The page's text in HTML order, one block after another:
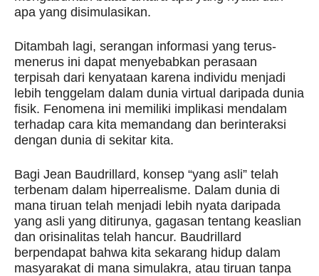
apa yang disimulasikan.
Ditambah lagi, serangan informasi yang terus-
menerus ini dapat menyebabkan perasaan
terpisah dari kenyataan karena individu menjadi
lebih tenggelam dalam dunia virtual daripada dunia
fisik. Fenomena ini memiliki implikasi mendalam
terhadap cara kita memandang dan berinteraksi
dengan dunia di sekitar kita.
Bagi Jean Baudrillard, konsep “yang asli” telah
terbenam dalam hiperrealisme. Dalam dunia di
mana tiruan telah menjadi lebih nyata daripada
yang asli yang ditirunya, gagasan tentang keaslian
dan orisinalitas telah hancur. Baudrillard
berpendapat bahwa kita sekarang hidup dalam
masyarakat di mana simulakra, atau tiruan tanpa